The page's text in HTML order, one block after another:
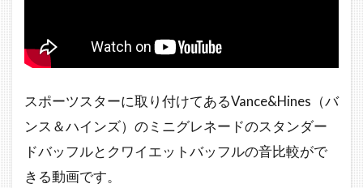
スポーツスターに取り付けてあるVance&Hines（バ
ンス＆ハインズ）のミニグレネードのスタンダー
ドバッフルとクワイエットバッフルの音比較がで
きる動画です。